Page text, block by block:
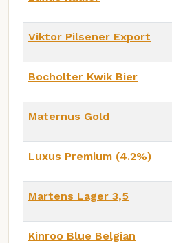
Viktor Pilsener Export
Bocholter Kwik Bier
Maternus Gold
Luxus Premium (4.2%)
Martens Lager 3,5
Kinroo Blue Belgian